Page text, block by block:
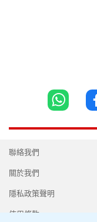
聯絡我們
關於我們
隱私政策聲明
使用條款